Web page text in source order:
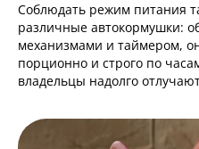
Соблюдать режим питания
различные автокормушки:
механизмами и таймером,
порционно и строго по
владельцы надолго